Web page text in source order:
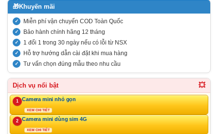
🎁Khuyến mãi
Miễn phí vận chuyển COD Toàn Quốc
Bảo hành chính hãng 12 tháng
1 đổi 1 trong 30 ngày nếu có lỗi từ NSX
Hỗ trợ hướng dẫn cài đặt khi mua hàng
Tư vấn chọn đúng mẫu theo nhu cầu
Dịch vụ nổi bật 💥
1 Camera mini nhỏ gọn
XEM CHI TIẾT
2 Camera mini dùng sim 4G
XEM CHI TIẾT